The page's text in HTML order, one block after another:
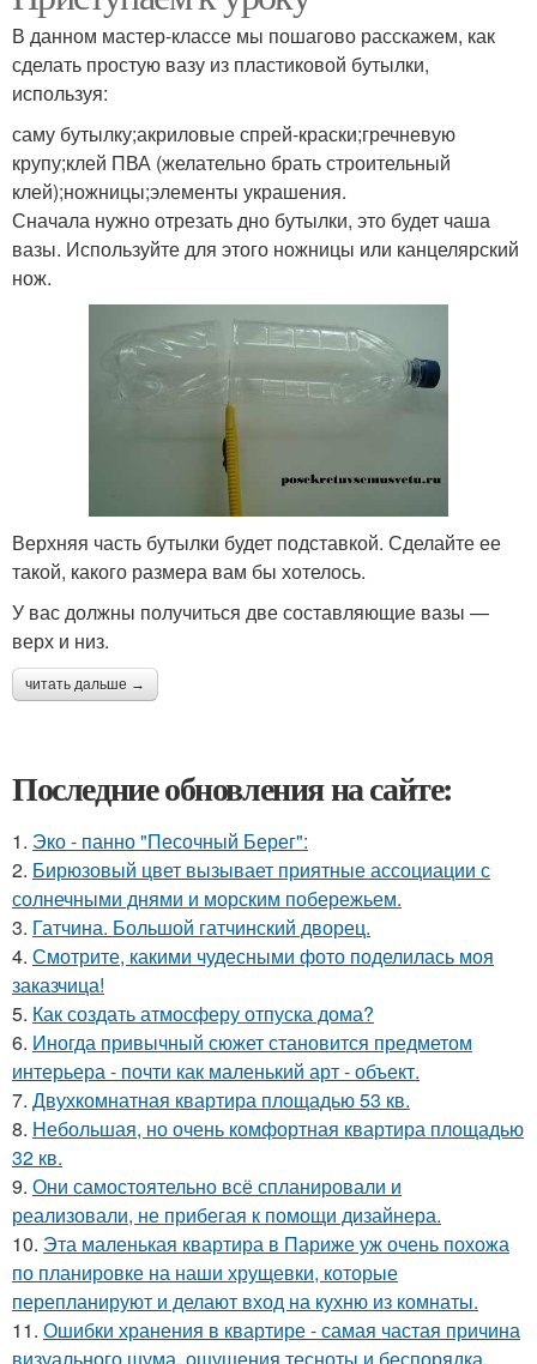
В данном мастер-классе мы пошагово расскажем, как
сделать простую вазу из пластиковой бутылки,
используя:
саму бутылку;акриловые спрей-краски;гречневую
крупу;клей ПВА (желательно брать строительный
клей);ножницы;элементы украшения.
Сначала нужно отрезать дно бутылки, это будет чаша
вазы. Используйте для этого ножницы или канцелярский
нож.
Верхняя часть бутылки будет подставкой. Сделайте ее
такой, какого размера вам бы хотелось.
У вас должны получиться две составляющие вазы —
верх и низ.
читать дальше →
Последние обновления на сайте:
1. Эко - панно "Песочный Берег":
2. Бирюзовый цвет вызывает приятные ассоциации с
солнечными днями и морским побережьем.
3. Гатчина. Большой гатчинский дворец.
4. Смотрите, какими чудесными фото поделилась моя
заказчица!
5. Как создать атмосферу отпуска дома?
6. Иногда привычный сюжет становится предметом
интерьера - почти как маленький арт - объект.
7. Двухкомнатная квартира площадью 53 кв.
8. Небольшая, но очень комфортная квартира площадью
32 кв.
9. Они самостоятельно всё спланировали и
реализовали, не прибегая к помощи дизайнера.
10. Эта маленькая квартира в Париже уж очень похожа
по планировке на наши хрущевки, которые
перепланируют и делают вход на кухню из комнаты.
11. Ошибки хранения в квартире - самая частая причина